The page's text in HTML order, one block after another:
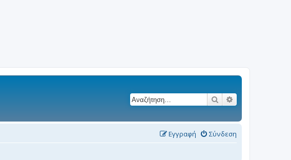
Αναζήτηση
Σύνδεση
Εγγραφή